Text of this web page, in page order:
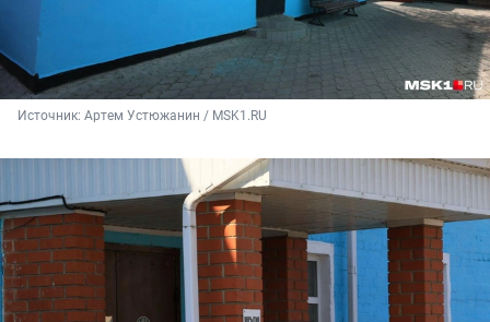
Источник: Артем Устюжанин / MSK1.RU